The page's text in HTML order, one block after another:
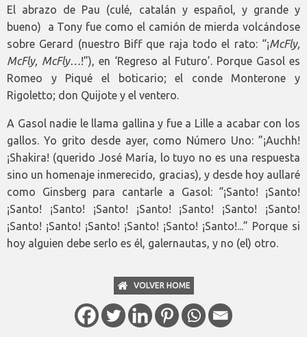
El abrazo de Pau (culé, catalán y español, y grande y
bueno) a Tony fue como el camión de mierda volcándose
sobre Gerard (nuestro Biff que raja todo el rato: “¡McFly,
McFly, McFly…!”), en ‘Regreso al Futuro’. Porque Gasol es
Romeo y Piqué el boticario; el conde Monterone y
Rigoletto; don Quijote y el ventero.
A Gasol nadie le llama gallina y fue a Lille a acabar con los
gallos. Yo grito desde ayer, como Número Uno: ”¡Auchh!
¡Shakira! (querido José María, lo tuyo no es una respuesta
sino un homenaje inmerecido, gracias), y desde hoy aullaré
como Ginsberg para cantarle a Gasol: “¡Santo! ¡Santo!
¡Santo! ¡Santo! ¡Santo! ¡Santo! ¡Santo! ¡Santo! ¡Santo!
¡Santo! ¡Santo! ¡Santo! ¡Santo! ¡Santo! ¡Santo!...” Porque si
hoy alguien debe serlo es él, galernautas, y no (el) otro.
VOLVER HOME